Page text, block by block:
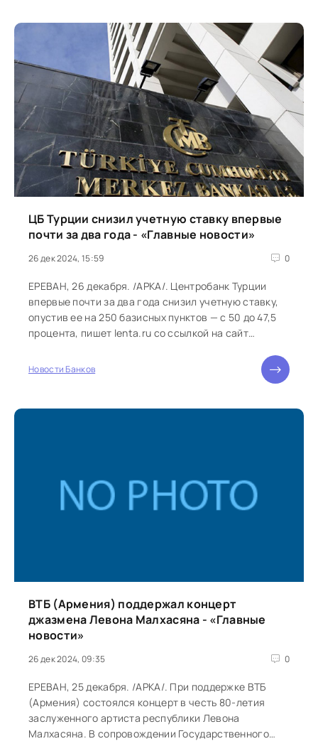
ЦБ Турции снизил учетную ставку впервые
почти за два года - «Главные новости»
26 дек 2024, 15:59 0
ЕРЕВАН, 26 декабря. /АРКА/. Центробанк Турции
впервые почти за два года снизил учетную ставку,
опустив ее на 250 базисных пунктов — с 50 до 47,5
процента, пишет lenta.ru со ссылкой на сайт
Новости Банков
ВТБ (Армения) поддержал концерт
джазмена Левона Малхасяна - «Главные
новости»
26 дек 2024, 09:35 0
ЕРЕВАН, 25 декабря. /АРКА/. При поддержке ВТБ
(Армения) состоялся концерт в честь 80-летия
заслуженного артиста республики Левона
Малхасяна. В сопровождении Государственного